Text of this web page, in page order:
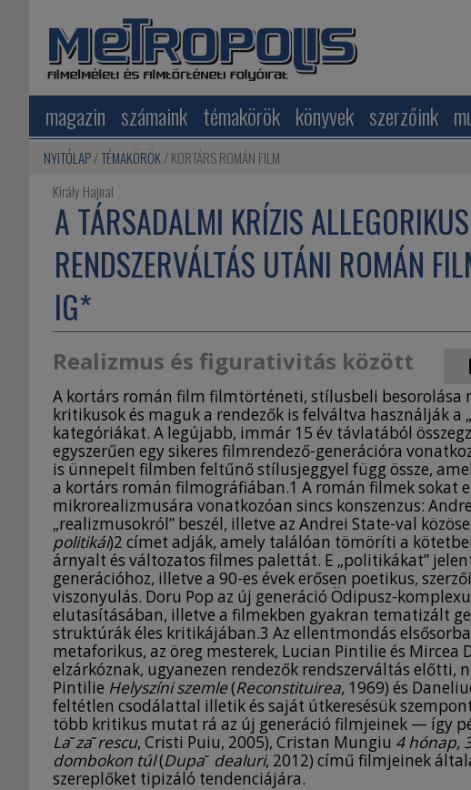
magazin számaink témakörök könyvek szerzőink
NYITÓLAP TÉMAKÖRÖK KORTÁRS ROMÁN FILM
Király Hajnal
A TÁRSADALMI KRÍZIS
RENDSZERVÁLTÁS UTÁNI ROMÁN
IG*
Realizmus és figurativitás között
A kortárs román film filmtörténeti, stílusbeli besorolása
kritikusok és maguk a rendezők is felváltva használják a
kategóriákat. A legújabb, immár 15 év távlatából
egyszerűen egy sikeres filmrendező-generációra
is ünnepelt filmben feltűnő stílusjeggyel függ össze,
a kortárs román filmográfiában.1 A román filmek sokat
mikrorealizmusára vonatkozóan sincs konszenzus:
„realizmusokról” beszél, illetve az Andrei State-val
politikái)2 címet adják, amely találóan tömöríti a
árnyalt és változatos filmes palettát. E „politikákat”
generációhoz, illetve a 90-es évek erősen poetikus,
viszonyulás. Doru Pop az új generáció Ödipusz-
elutasításában, illetve a filmekben gyakran tematizált
struktúrák éles kritikájában.3 Az ellentmondás
metaforikus, az öreg mesterek, Lucian Pintilie és
elzárkóznak, ugyanezen rendezők rendszerváltás
Pintilie Helyszíni szemle(Reconstituirea, 1969) és
feltétlen csodálattal illetik és saját útkeresésük
több kritikus mutat rá az új generáció filmjeinek — így
La˘za˘rescu, Cristi Puiu, 2005), Cristan Mungiu 4 hónap,
dombokon túl(Dupa˘ dealuri, 2012) című filmjeinek
szereplőket tipizáló tendenciájára.